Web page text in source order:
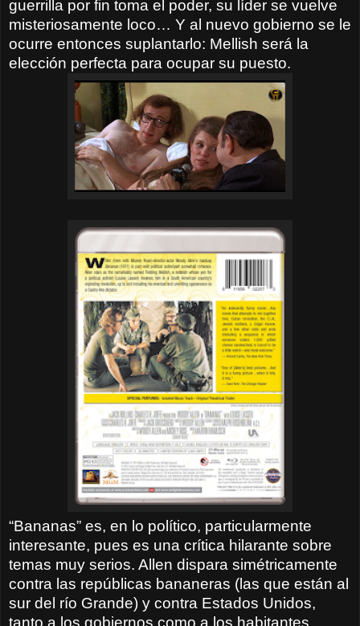
guerrilla por fin toma el poder, su líder se vuelve
misteriosamente loco… Y al nuevo gobierno se le
ocurre entonces suplantarlo: Mellish será la
elección perfecta para ocupar su puesto.
“Bananas” es, en lo político, particularmente
interesante, pues es una crítica hilarante sobre
temas muy serios. Allen dispara simétricamente
contra las repúblicas bananeras (las que están al
sur del río Grande) y contra Estados Unidos,
tanto a los gobiernos como a los habitantes,